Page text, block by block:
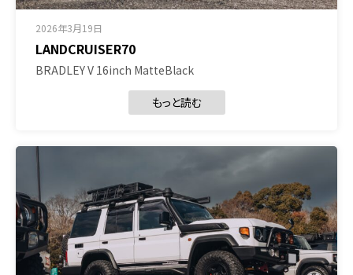
2026年3月19日
LANDCRUISER70
BRADLEY V 16inch MatteBlack
もっと読む